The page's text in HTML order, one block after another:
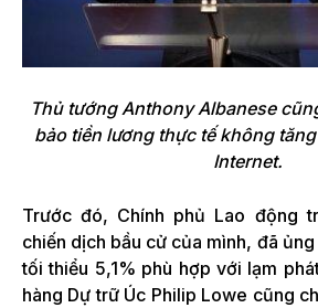
Thủ tướng Anthony Albanese
bảo tiền lương thực tế không
Internet.
Trước đó, Chính phủ Lao động
chiến dịch bầu cử của mình, đã
tối thiểu 5,1% phù hợp với lạm
hàng Dự trữ Úc Philip Lowe cũng